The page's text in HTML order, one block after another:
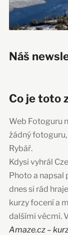
Náš
Co je toto
Web Fotoguru
žádný fotoguru,
Rybář.
Kdysi vyhrál
Photo a napsal
dnes si rád
kurzy focení a
dalšími věcmi.
Amaze.cz –